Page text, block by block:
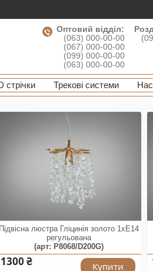
Оптовий відділ:
(063) 000-00-00
(067) 000-00-00
(099) 000-00-00
(063) 000-00-00
стрічки Трекові системи
Підвісна люстра Гліцинія золото 1xE14
регульована
(арт: P8068/D200G)
1300 ₴ Купити